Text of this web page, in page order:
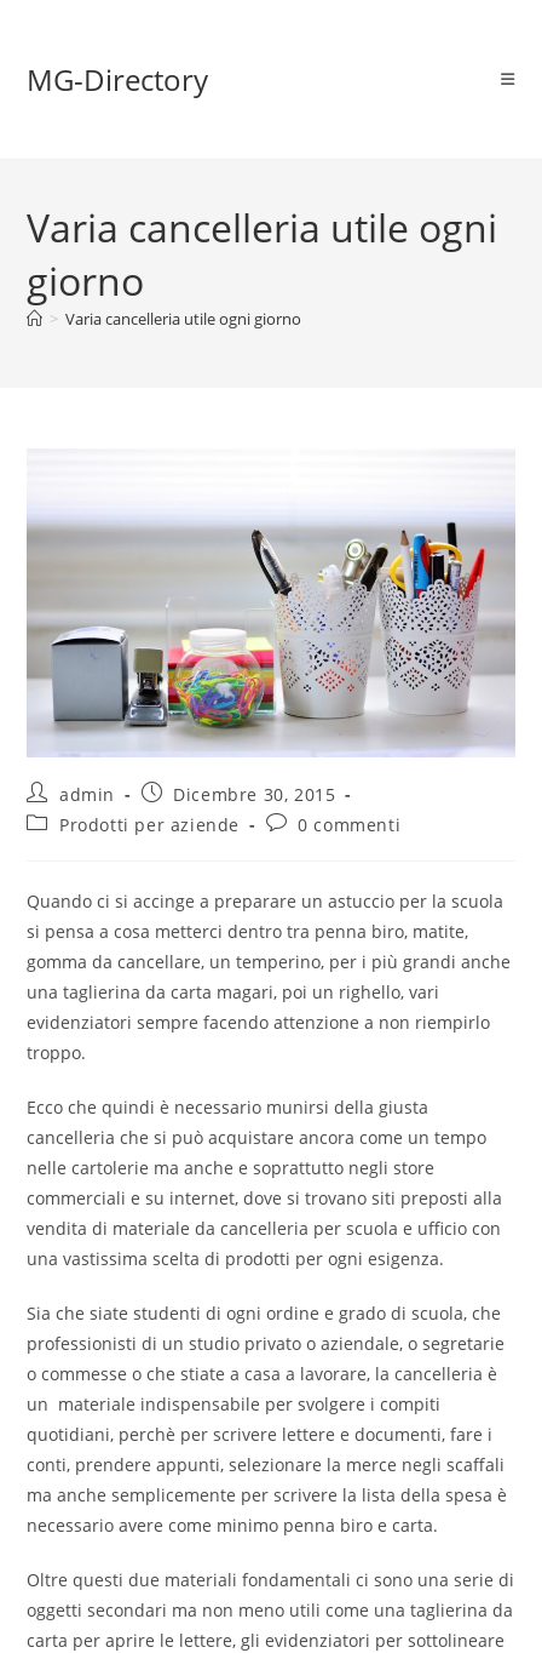
MG-Directory
Varia cancelleria utile ogni
giorno
> Varia cancelleria utile ogni giorno
admin
Dicembre 30, 2015
Prodotti per aziende
0 commenti
Quando ci si accinge a preparare un astuccio per la scuola
si pensa a cosa metterci dentro tra penna biro, matite,
gomma da cancellare, un temperino, per i più grandi anche
una taglierina da carta magari, poi un righello, vari
evidenziatori sempre facendo attenzione a non riempirlo
troppo.
Ecco che quindi è necessario munirsi della giusta
cancelleria che si può acquistare ancora come un tempo
nelle cartolerie ma anche e soprattutto negli store
commerciali e su internet, dove si trovano siti preposti alla
vendita di materiale da cancelleria per scuola e ufficio con
una vastissima scelta di prodotti per ogni esigenza.
Sia che siate studenti di ogni ordine e grado di scuola, che
professionisti di un studio privato o aziendale, o segretarie
o commesse o che stiate a casa a lavorare, la cancelleria è
un materiale indispensabile per svolgere i compiti
quotidiani, perchè per scrivere lettere e documenti, fare i
conti, prendere appunti, selezionare la merce negli scaffali
ma anche semplicemente per scrivere la lista della spesa è
necessario avere come minimo penna biro e carta.
Oltre questi due materiali fondamentali ci sono una serie di
oggetti secondari ma non meno utili come una taglierina da
carta per aprire le lettere, gli evidenziatori per sottolineare